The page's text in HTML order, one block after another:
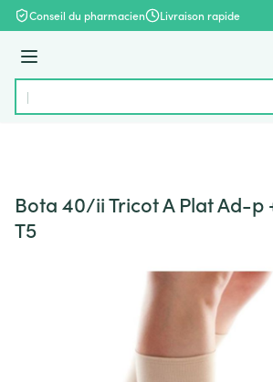
Aller au contenu
Conseil du pharmacien Livraison rapide
Menu
Rechercher
Bota 40/ii Tricot A Plat Ad-p
T5